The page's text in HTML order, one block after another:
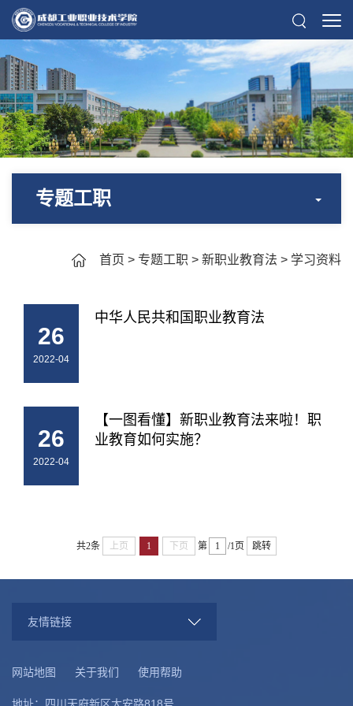
专题工职
首页 > 专题工职 > 新职业教育法 > 学习资料
26
2022-04
中华人民共和国职业教育法
26
2022-04
【一图看懂】新职业教育法来啦！职
业教育如何实施？
共2条 上页 1 下页 第 /1页 跳转
友情链接
网站地图 关于我们 使用帮助